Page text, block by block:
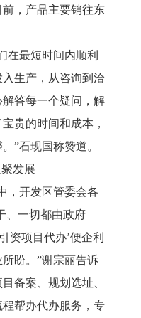
，产品主要销往东
在最短时间内顺利
生产，从咨询到洽
答每一个疑问，解
贵的时间和成本，
”石现国称赞道。
发展
，开发区管委会各
、一切都由政府
资项目代办’便企利
盼。”谢宗丽告诉
备案、规划选址、
帮办代办服务，专